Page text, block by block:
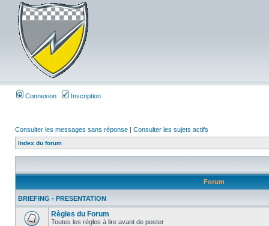
Connexion Inscription
Consulter les messages sans réponse | Consulter les sujets actifs
Index du forum
Forum
BRIEFING - PRESENTATION
Règles du Forum
Toutes les règles à lire avant de poster